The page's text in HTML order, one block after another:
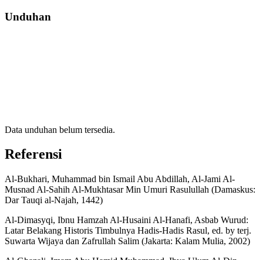
Unduhan
Data unduhan belum tersedia.
Referensi
Al-Bukhari, Muhammad bin Ismail Abu Abdillah, Al-Jami Al-
Musnad Al-Sahih Al-Mukhtasar Min Umuri Rasulullah (Damaskus:
Dar Tauqi al-Najah, 1442)
Al-Dimasyqi, Ibnu Hamzah Al-Husaini Al-Hanafi, Asbab Wurud:
Latar Belakang Historis Timbulnya Hadis-Hadis Rasul, ed. by terj.
Suwarta Wijaya dan Zafrullah Salim (Jakarta: Kalam Mulia, 2002)